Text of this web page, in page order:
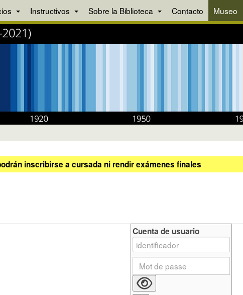
Instructivos Sobre la Biblioteca Contacto Museo
inscribirse a cursada ni rendir exámenes finales
Cuenta de usuario